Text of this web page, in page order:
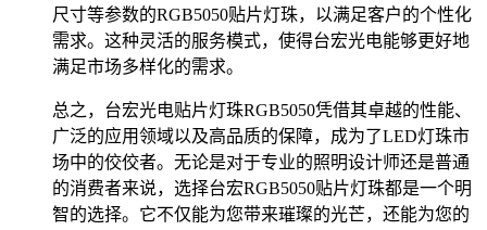
尺寸等参数的RGB5050贴片灯珠，以满足客户的个性化
需求。这种灵活的服务模式，使得台宏光电能够更好地
满足市场多样化的需求。
总之，台宏光电贴片灯珠RGB5050凭借其卓越的性能、
广泛的应用领域以及高品质的保障，成为了LED灯珠市
场中的佼佼者。无论是对于专业的照明设计师还是普通
的消费者来说，选择台宏RGB5050贴片灯珠都是一个明
智的选择。它不仅能为您带来璀璨的光芒，还能为您的